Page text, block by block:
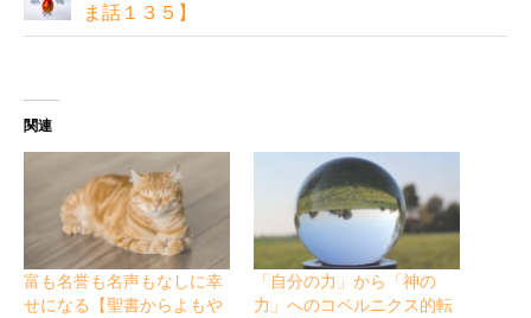
ま話１３５】
関連
富も名誉も名声もなしに幸
せになる【聖書からよもや
「自分の力」から「神の
力」へのコペルニクス的転